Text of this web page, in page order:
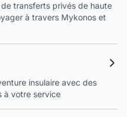
transferts privés de haute
à travers Mykonos et
insulaire avec des
à votre service